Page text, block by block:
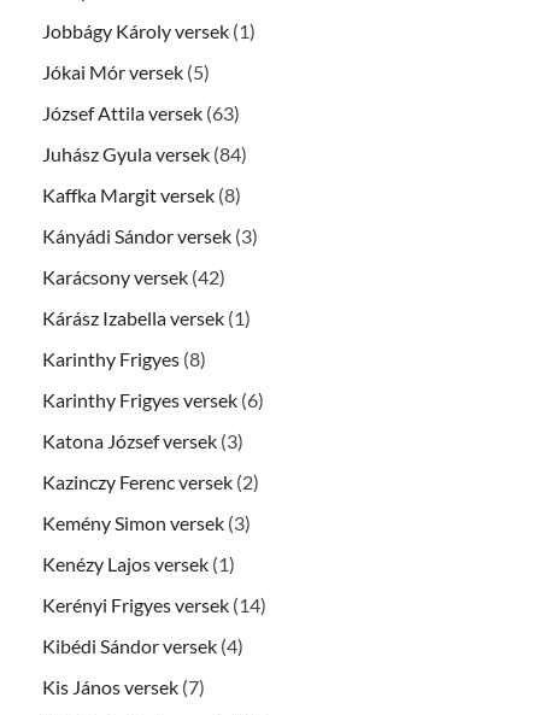
Jobbágy Károly versek (1)
Jókai Mór versek (5)
József Attila versek (63)
Juhász Gyula versek (84)
Kaffka Margit versek (8)
Kányádi Sándor versek (3)
Karácsony versek (42)
Kárász Izabella versek (1)
Karinthy Frigyes (8)
Karinthy Frigyes versek (6)
Katona József versek (3)
Kazinczy Ferenc versek (2)
Kemény Simon versek (3)
Kenézy Lajos versek (1)
Kerényi Frigyes versek (14)
Kibédi Sándor versek (4)
Kis János versek (7)